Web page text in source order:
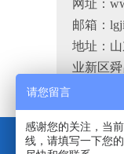
网址：
邮箱：
地址：
业新区
请您留言
感谢您的关注，当
线，请填写一下您